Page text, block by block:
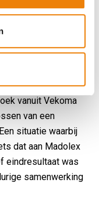
en veiligheid
dezelfde taal
vanuit Vekoma
van een
situatie waarbij
dat aan Madolex
eindresultaat was
samenwerking